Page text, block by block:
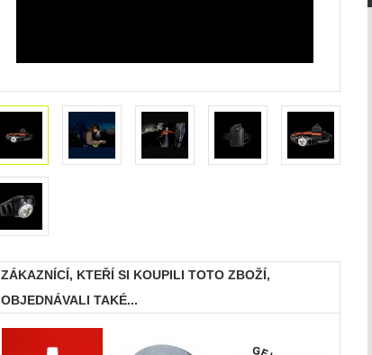
ZÁKAZNÍCÍ, KTEŘÍ SI KOUPILI TOTO ZBOŽÍ,
OBJEDNÁVALI TAKÉ...